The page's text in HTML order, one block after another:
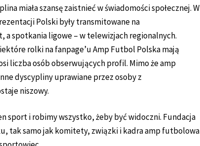
miała szansę zaistnieć w świadomości społecznej. W
Polski były transmitowane na
a spotkania ligowe – w telewizjach regionalnych.
rolki na fanpage’u Amp Futbol Polska mają
liczba osób obserwujących profil. Mimo że amp
dyscypliny uprawiane przez osoby z
niszowy.
sport i robimy wszystko, żeby być widoczni. Fundacja
tak samo jak komitety, związki i kadra amp futbolowa